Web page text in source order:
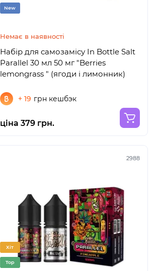
New
Немає в наявності
Набір для самозамісу In Bottle Salt
Parallel 30 мл 50 мг "Berries
lemongrass " (ягоди і лимонник)
+ 19 грн кешбэк
ціна 379 грн.
2988
Хіт
Top